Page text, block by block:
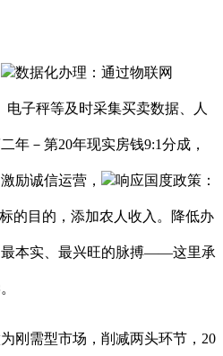
数据化办理：通过物联网
电子秤等及时采集买卖数据、人
年－第20年现实房钱9:1分成，
励诚信运营， 响应国度政策：
的目的，添加农人收入。降低办
本实、最兴旺的脉搏——这里承
刚需型市场，削减两头环节，20